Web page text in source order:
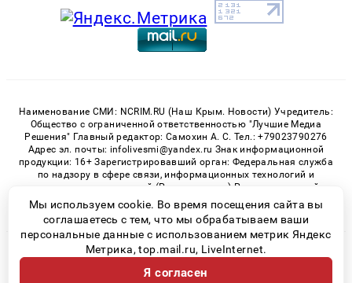
Наименование СМИ: NCRIM.RU (Наш Крым. Новости) Учредитель:
Общество с ограниченной ответственностью "Лучшие Медиа
Решения" Главный редактор: Самохин А. С. Тел.: +79023790276
Адрес эл. почты: infolivesmi@yandex.ru Знак информационной
продукции: 16+ Зарегистрировавший орган: Федеральная служба
по надзору в сфере связи, информационных технологий и
массовых коммуникаций (Роскомнадзор) Регистрационный
номер СМИ ЭЛ № ФС 77 - 81150 от 02.06.2021
© 2026 «nCrim.ru» | Все права защищены
Возрастная категория сайта 16+
Мы используем cookie. Во время посещения сайта вы
соглашаетесь с тем, что мы обрабатываем ваши
персональные данные с использованием метрик Яндекс
Метрика, top.mail.ru, LiveInternet.
Я согласен